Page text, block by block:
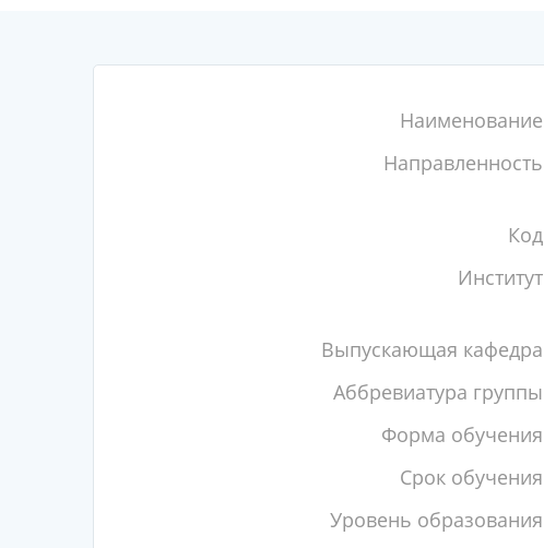
Наименование
Направленность
Код
Институт
Выпускающая кафедра
Аббревиатура группы
Форма обучения
Срок обучения
Уровень образования